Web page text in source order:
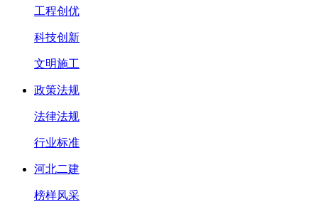
工程创优
科技创新
文明施工
政策法规
法律法规
行业标准
河北二建
榜样风采